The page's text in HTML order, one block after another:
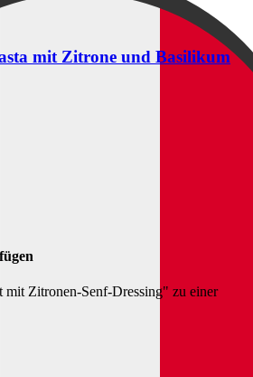
mit Zitrone und Basilikum
mit Zitronen-Senf-Dressing" zu einer